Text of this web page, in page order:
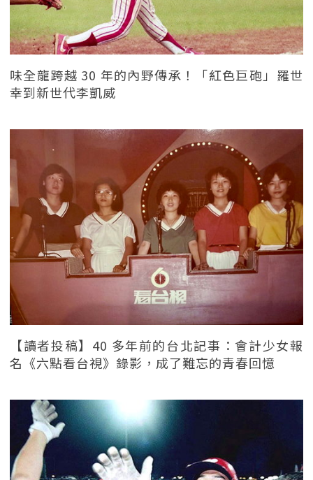
味全龍跨越 30 年的內野傳承！「紅色巨砲」羅世
幸到新世代李凱威
【讀者投稿】40 多年前的台北記事：會計少女報
名《六點看台視》錄影，成了難忘的青春回憶